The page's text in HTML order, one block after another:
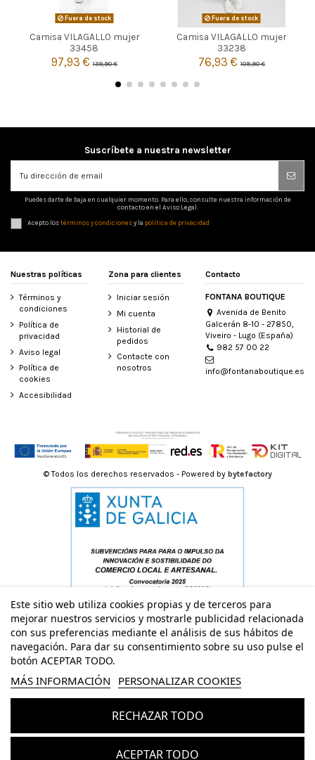
Fuera de stock
Camisa VILAGALLO mujer
33458
97,93 €139,90 €
 Agotado
Fuera de stock
Camisa VILAGALLO mujer
33238
76,93 € 109,90 €
 Agotado
Suscríbete a nuestra newsletter
Puedes darte de baja en cualquier momento. Para ello, consulte nuestra información de
contacto en el Aviso Legal.
Acepto lostérminos y condicionesy la política de privacidad
Nuestras políticas
Términos y
condiciones
Política de
privacidad
Aviso legal
Política de
cookies
Accesibilidad
Zona para clientes
Iniciar sesión
Mi cuenta
Historial de
pedidos
Contacte con
nosotros
Contacto
FONTANA BOUTIQUE
Avenida de Benito
Galcerán 8-10 - 27850,
Viveiro - Lugo (España)
982 57 00 22
info@fontanaboutique.es
Este sitio web utiliza cookies propias y de terceros para
mejorar nuestros servicios y mostrarle publicidad relacionada
con sus preferencias mediante el análisis de sus hábitos de
navegación. Para dar su consentimiento sobre su uso pulse el
botón ACEPTAR TODO.
MÁS INFORMACIÓN PERSONALIZAR COOKIES
RECHAZAR TODO
ACEPTAR TODO
© Todos los derechos reservados - Powered by bytefactory